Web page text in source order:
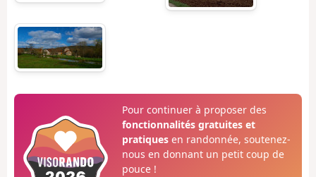
Pour continuer à proposer des
fonctionnalités gratuites et
pratiquesen randonnée, soutenez-
nous en donnant un petit coup de
pouce !